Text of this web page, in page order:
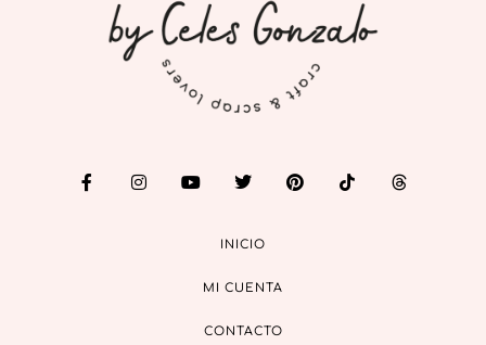
INICIO
MI CUENTA
CONTACTO